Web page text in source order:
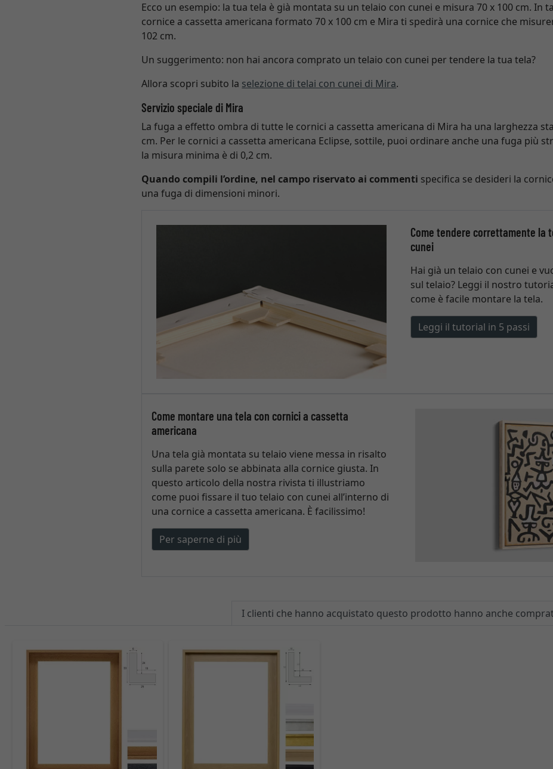
Ecco un esempio: la tua tela è già montata su un telaio con cunei e misura 70 x 100 cm. In
cornice a cassetta americana formato 70 x 100 cm e Mira ti spedirà una cornice che
102 cm.
Un suggerimento: non hai ancora comprato un telaio con cunei per tendere la tua tela?
Allora scopri subito la selezione di telai con cunei di Mira.
Servizio speciale di Mira
La fuga a effetto ombra di tutte le cornici a cassetta americana di Mira ha una larghezza
cm. Per le cornici a cassetta americana Eclipse, sottile, puoi ordinare anche una fuga più
la misura minima è di 0,2 cm.
Quando compili l’ordine, nel campo riservato ai commenti specifica se desideri la
una fuga di dimensioni minori.
Come tendere correttamente la
cunei
Hai già un telaio con cunei e
sul telaio? Leggi il nostro
come è facile montare la tela.
Leggi il tutorial in 5 passi
Come montare una tela con cornici a cassetta
americana
Una tela già montata su telaio viene messa in risalto
sulla parete solo se abbinata alla cornice giusta. In
questo articolo della nostra rivista ti illustriamo
come puoi fissare il tuo telaio con cunei all’interno di
una cornice a cassetta americana. È facilissimo!
Per saperne di più
I clienti che hanno acquistato questo prodotto hanno anche